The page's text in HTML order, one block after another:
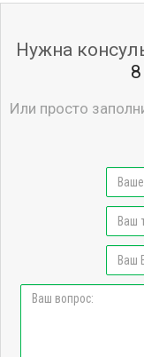
Нужна
Или просто